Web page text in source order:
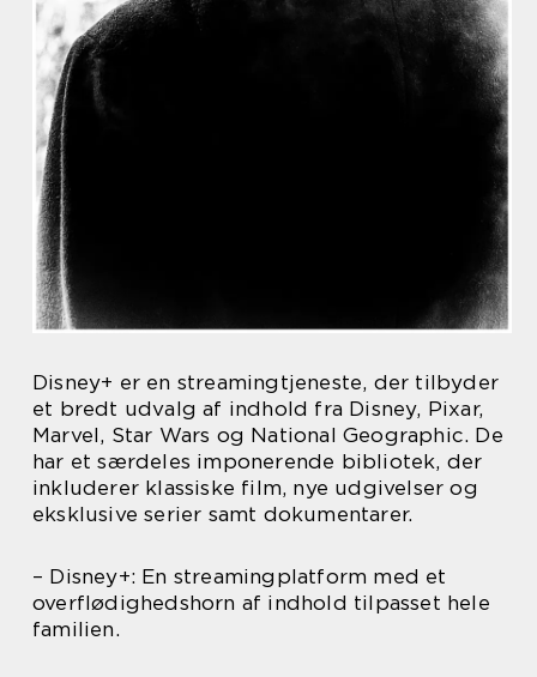
Disney+ er en streamingtjeneste, der tilbyder
et bredt udvalg af indhold fra Disney, Pixar,
Marvel, Star Wars og National Geographic. De
har et særdeles imponerende bibliotek, der
inkluderer klassiske film, nye udgivelser og
eksklusive serier samt dokumentarer.
– Disney+: En streamingplatform med et
overflødighedshorn af indhold tilpasset hele
familien.